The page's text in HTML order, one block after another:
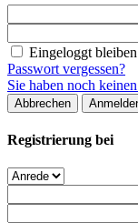
Eingeloggt bleiben
Passwort vergessen?
Sie haben noch
Abbrechen
Registrierung bei